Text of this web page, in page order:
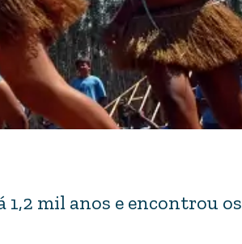
mil anos e encontrou os